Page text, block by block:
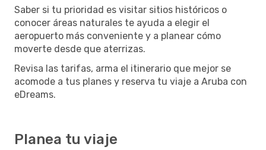
Saber si tu prioridad es visitar sitios históricos o
conocer áreas naturales te ayuda a elegir el
aeropuerto más conveniente y a planear cómo
moverte desde que aterrizas.
Revisa las tarifas, arma el itinerario que mejor se
acomode a tus planes y reserva tu viaje a Aruba con
eDreams.
Planea tu viaje